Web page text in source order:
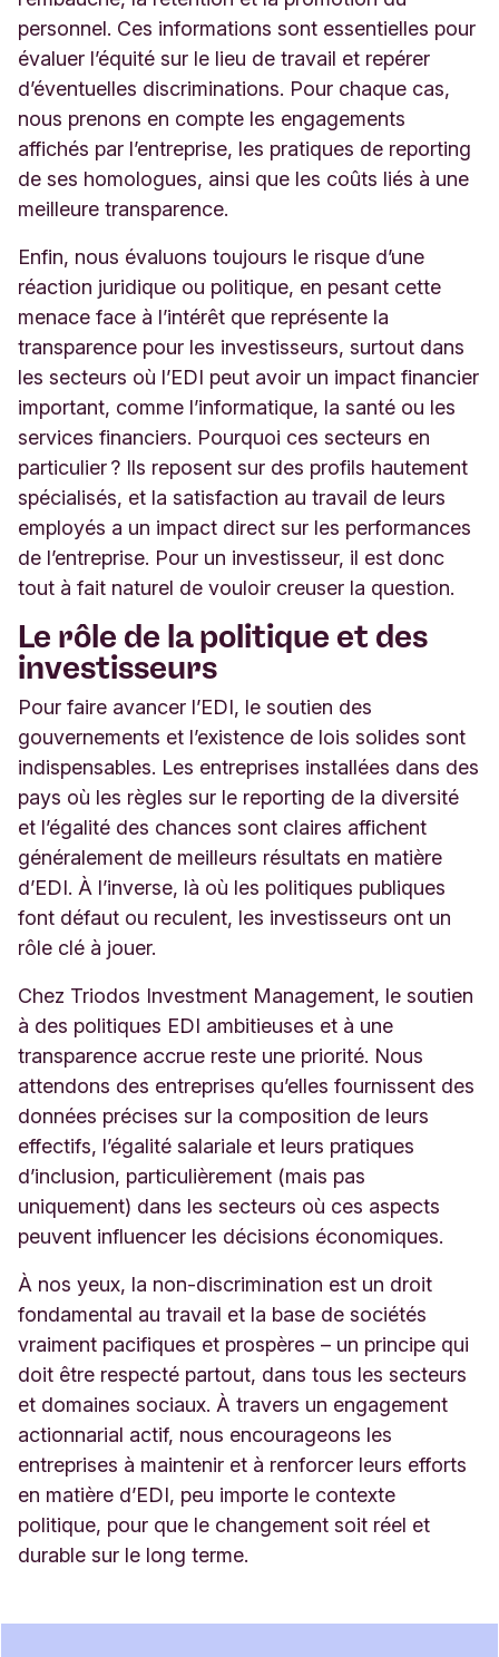
personnel. Ces informations sont essentielles pour
évaluer l’équité sur le lieu de travail et repérer
d’éventuelles discriminations. Pour chaque cas,
nous prenons en compte les engagements
affichés par l’entreprise, les pratiques de reporting
de ses homologues, ainsi que les coûts liés à une
meilleure transparence.
Enfin, nous évaluons toujours le risque d’une
réaction juridique ou politique, en pesant cette
menace face à l’intérêt que représente la
transparence pour les investisseurs, surtout dans
les secteurs où l’EDI peut avoir un impact financier
important, comme l’informatique, la santé ou les
services financiers. Pourquoi ces secteurs en
particulier ? Ils reposent sur des profils hautement
spécialisés, et la satisfaction au travail de leurs
employés a un impact direct sur les performances
de l’entreprise. Pour un investisseur, il est donc
tout à fait naturel de vouloir creuser la question.
Le rôle de la politique et des
investisseurs
Pour faire avancer l’EDI, le soutien des
gouvernements et l’existence de lois solides sont
indispensables. Les entreprises installées dans des
pays où les règles sur le reporting de la diversité
et l’égalité des chances sont claires affichent
généralement de meilleurs résultats en matière
d’EDI. À l’inverse, là où les politiques publiques
font défaut ou reculent, les investisseurs ont un
rôle clé à jouer.
Chez Triodos Investment Management, le soutien
à des politiques EDI ambitieuses et à une
transparence accrue reste une priorité. Nous
attendons des entreprises qu’elles fournissent des
données précises sur la composition de leurs
effectifs, l’égalité salariale et leurs pratiques
d’inclusion, particulièrement (mais pas
uniquement) dans les secteurs où ces aspects
peuvent influencer les décisions économiques.
À nos yeux, la non-discrimination est un droit
fondamental au travail et la base de sociétés
vraiment pacifiques et prospères – un principe qui
doit être respecté partout, dans tous les secteurs
et domaines sociaux. À travers un engagement
actionnarial actif, nous encourageons les
entreprises à maintenir et à renforcer leurs efforts
en matière d’EDI, peu importe le contexte
politique, pour que le changement soit réel et
durable sur le long terme.